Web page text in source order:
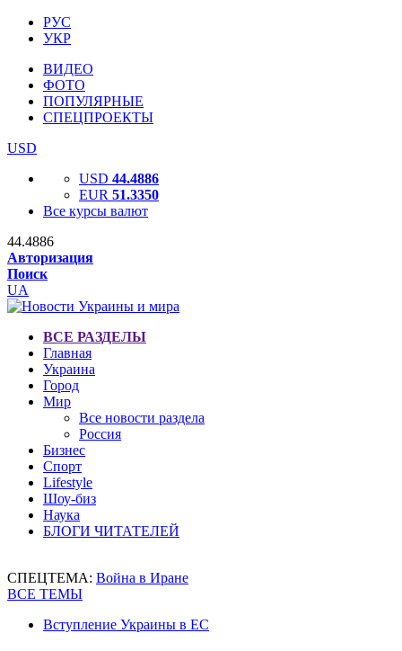
РУС
УКР
ВИДЕО
ФОТО
ПОПУЛЯРНЫЕ
СПЕЦПРОЕКТЫ
USD
USD 44.4886
EUR 51.3350
Все курсы валют
44.4886
Авторизация
Поиск
UA
ВСЕ РАЗДЕЛЫ
Главная
Украина
Город
Мир
Все новости раздела
Россия
Бизнес
Спорт
Lifestyle
Шоу-биз
Наука
БЛОГИ ЧИТАТЕЛЕЙ
СПЕЦТЕМА: Война в Иране
ВСЕ ТЕМЫ
Вступление Украины в ЕС